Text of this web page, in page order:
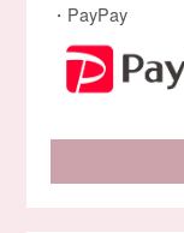
・PayPay